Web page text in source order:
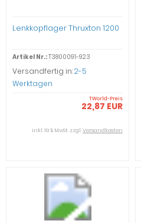
Lenkkopflager Thruxton 1200
Artikel Nr.:T3800091-923
Versandfertig in:2-5
Werktagen
TWorld-Preis
22,87 EUR
inkl. 19 % MwSt. zzgl.Versandkosten